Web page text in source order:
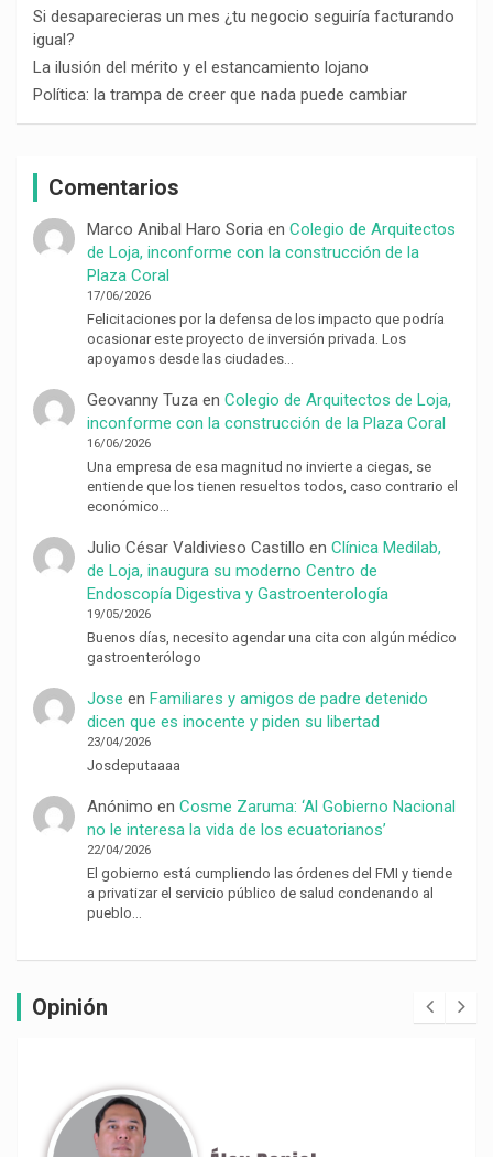
Si desaparecieras un mes ¿tu negocio seguiría facturando
igual?
La ilusión del mérito y el estancamiento lojano
Política: la trampa de creer que nada puede cambiar
Comentarios
Marco Anibal Haro Soriaen Colegio de Arquitectos
de Loja, inconforme con la construcción de la
Plaza Coral
17/06/2026
Felicitaciones por la defensa de los impacto que podría
ocasionar este proyecto de inversión privada. Los
apoyamos desde las ciudades…
Geovanny Tuzaen Colegio de Arquitectos de Loja,
inconforme con la construcción de la Plaza Coral
16/06/2026
Una empresa de esa magnitud no invierte a ciegas, se
entiende que los tienen resueltos todos, caso contrario el
económico…
Julio César Valdivieso Castillo en Clínica Medilab,
de Loja, inaugura su moderno Centro de
Endoscopía Digestiva y Gastroenterología
19/05/2026
Buenos días, necesito agendar una cita con algún médico
gastroenterólogo
Jose en Familiares y amigos de padre detenido
dicen que es inocente y piden su libertad
23/04/2026
Josdeputaaaa
Anónimo en Cosme Zaruma: ‘Al Gobierno Nacional
no le interesa la vida de los ecuatorianos’
22/04/2026
El gobierno está cumpliendo las órdenes del FMI y tiende
a privatizar el servicio público de salud condenando al
pueblo…
Opinión